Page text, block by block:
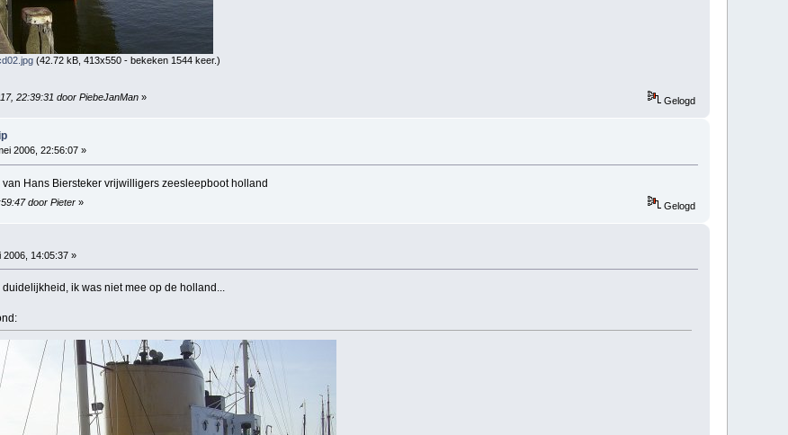
(42.72 kB, 413x550 - bekeken 1544 keer.)
22:39:31 door PiebeJanMan» Gelogd
2006, 22:56:07 »
Hans Biersteker vrijwilligers zeesleepboot holland
door Pieter» Gelogd
2006, 14:05:37 »
ik was niet mee op de holland...